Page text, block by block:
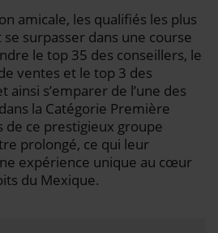
amicale, les qualifiés les plus
surpasser dans une course
le top 35 des conseillers, le
ventes et le top 3 des
ainsi s’emparer de l’une des
la Catégorie Première
de ce prestigieux groupe
prolongé, ce qui leur
expérience unique au cœur
du Mexique.